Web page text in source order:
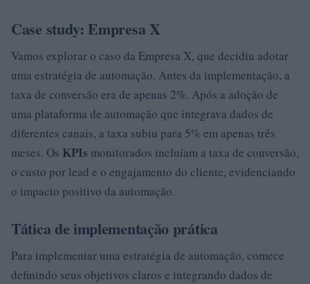
Case study: Empresa X
Vamos explorar o caso da Empresa X, que decidiu adotar
uma estratégia de automação. Antes da implementação, a
taxa de conversão era de apenas 2%. Após a adoção de
uma plataforma de automação que integrava dados de
diferentes canais, a taxa subiu para 5% em apenas três
meses. Os KPIs monitorados incluíam a taxa de conversão,
o custo por lead e o engajamento do cliente, evidenciando
o impacto positivo da automação.
Tática de implementação prática
Para implementar uma estratégia de automação, comece
definindo seus objetivos claros e integrando dados de